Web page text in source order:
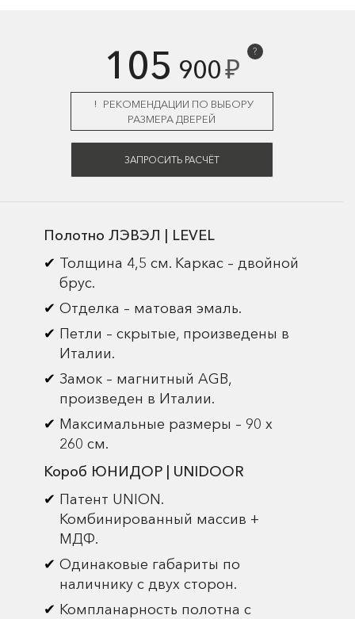
105 900₽
?
РЕКОМЕНДАЦИИ ПО ВЫБОРУ
РАЗМЕРА ДВЕРЕЙ
ЗАПРОСИТЬ РАСЧЁТ
Полотно ЛЭВЭЛ | LEVEL
Толщина 4,5 см. Каркас – двойной
брус.
Отделка – матовая эмаль.
Петли – скрытые, произведены в
Италии.
Замок – магнитный AGB,
произведен в Италии.
Максимальные размеры – 90 х
260 см.
Короб ЮНИДОР | UNIDOOR
Патент UNION.
Комбинированный массив +
МДФ.
Одинаковые габариты по
наличнику с двух сторон.
Компланарность полотна с